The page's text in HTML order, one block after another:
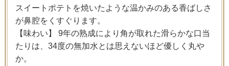
スイートポテトを焼いたような温かみのある香ばしさ
が鼻腔をくすぐります。
【味わい】 9年の熟成により角が取れた滑らかな口当
たりは、34度の無加水とは思えないほど優しく丸や
か。